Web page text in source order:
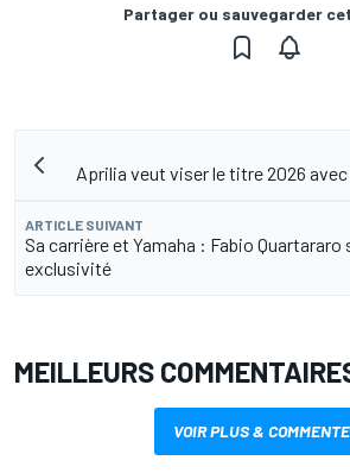
Partager ou sauvegarder
Aprilia veut viser le titre 2026
ARTICLE SUIVANT
Sa carrière et Yamaha : Fabio Quartararo
exclusivité
MEILLEURS
VOIR PLUS &